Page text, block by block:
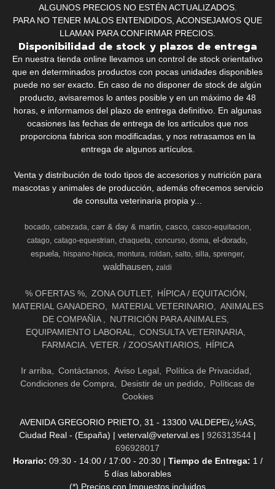
ALGUNOS PRECIOS NO ESTÉN ACTUALIZADOS.
PARA NO TENER MALOS ENTENDIDOS, ACONSEJAMOS QUE
LLAMAN PARA CONFIRMAR PRECIOS.
Disponibilidad de stock y plazos de entrega
En nuestra tienda online llevamos un control de stock orientativo
que en determinados productos con pocas unidades disponibles
puede no ser exacto. En caso de no disponer de stock de algún
producto, avisaremos lo antes posible y en un máximo de 48
horas, e informamos del plazo de entrega definitivo. En algunas
ocasiones las fechas de entrega de los artículos que nos
proporciona fabrica son modificadas, y nos retrasamos en la
entrega de algunos artículos.
Venta y distribución de todo tipos de accesorios y nutrición para
mascotas y animales de producción, además ofrecemos servicio
de consulta veterinaria propia y...
bocado cabezada carr & day & martin casco
casco-equitacion
catago catago-equestrian chaqueta concurso doma el-dorado
espuela hispano-hipica montura roldan salto silla sprenger
waldhausen zaldi
% OFERTAS % ZONA OUTLET
HÍPICA / EQUITACIÓN
MATERIAL GANADERO
MATERIAL VETERINARIO
ANIMALES
DE COMPAÑIA
NUTRICIÓN PARA ANIMALES
EQUIPAMIENTO LABORAL
CONSULTA VETERINARIA
FARMACIA. VETER. / ZOOSANTIARIOS
HÍPICA
Ir arriba Contáctanos Aviso Legal
Política de Privacidad
Condiciones de Compra
Desistir de un pedido
Políticas de
Cookies
AVENIDA GREGORIO PRIETO, 31 - 13300 VALDEPEï¿½AS,
Ciudad Real - (España) | veterval@veterval.es | 926313544 |
696928017
Horario: 09:30 - 14:00 / 17:00 - 20:30 | Tiempo de Entrega: 1 /
5 días laborables
(*) Precios con Impuestos incluidos